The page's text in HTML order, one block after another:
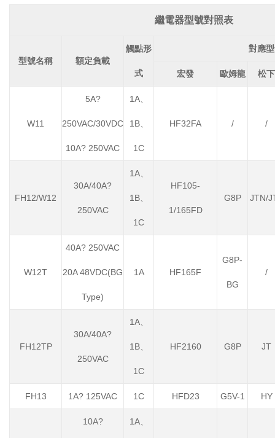
繼電器型號對照表
型號名稱 額定負載
觸點形
式
對應
宏發 歐姆龍 松下
W11
5A?
250VAC/30VDC
10A? 250VAC
1A、
1B、
1C
HF32FA / /
FH12/W12
30A/40A?
250VAC
1A、
1B、
1C
HF105-
1/165FD
G8P JTN/
W12T
40A? 250VAC
20A 48VDC(BG
Type)
1A HF165F
G8P-
BG
/
FH12TP
30A/40A?
250VAC
1A、
1B、
1C
HF2160 G8P JT
FH13 1A? 125VAC 1C HFD23 G5V-1 HY
10A? 1A、